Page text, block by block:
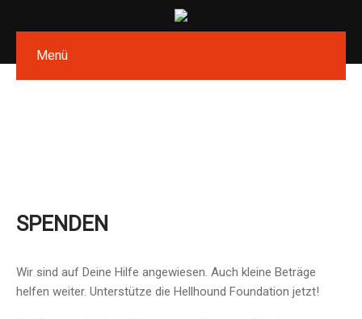
Menü
SPENDEN
Wir sind auf Deine Hilfe angewiesen. Auch kleine Beträge
helfen weiter. Unterstütze die Hellhound Foundation jetzt!